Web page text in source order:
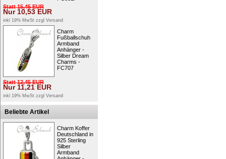
Statt15,45EUR
Nur 10,53 EUR
inkl 19% MwSt zzgl Versand
Charm
Fußballschuh
Armband
Anhänger -
Silber Dream
Charms -
FC707
Statt12,45EUR
Nur11,21EUR
inkl 19% MwSt zzgl Versand
Beliebte Artikel
Charm Koffer
Deutschland in
925 Sterling
Silber
Armband